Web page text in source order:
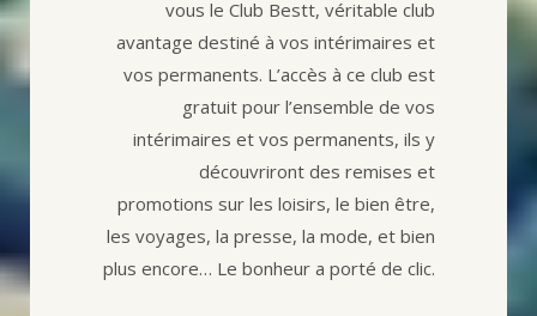
vous le Club Bestt, véritable club
avantage destiné à vos intérimaires et
vos permanents. L’accès à ce club est
gratuit pour l’ensemble de vos
intérimaires et vos permanents, ils y
découvriront des remises et
promotions sur les loisirs, le bien être,
les voyages, la presse, la mode, et bien
plus encore… Le bonheur a porté de clic.